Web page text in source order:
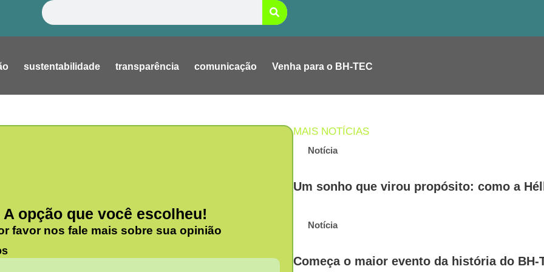
Pesquisar
sustentabilidade transparência comunicação Venha para o BH-TEC
A opção que você escolheu!
favor nos fale mais sobre sua opinião
MAIS NOTÍCIAS
Notícia
Um sonho que virou propósito: como a
Notícia
Começa o maior evento da história do